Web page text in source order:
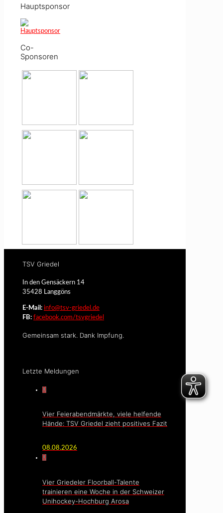
Hauptsponsor
Co-
Sponsoren
TSV Griedel
In den Gensäckern 14
35428 Langgöns
E-Mail: info@tsv-griedel.de
FB: facebook.com/tsvgriedel
Gemeinsam stark. Dank Impfung.
Letzte Meldungen
0
Vier Feierabendmärkte, viele helfende
Hände: TSV Griedel zieht positives Fazit
08.08.2026
0
Vier Griedeler Floorball-Talente
trainieren eine Woche in der Schweizer
Unihockey-Hochburg Arosa